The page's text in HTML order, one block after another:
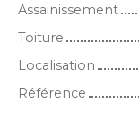
Assainissement
Toiture
Localisation
Référence